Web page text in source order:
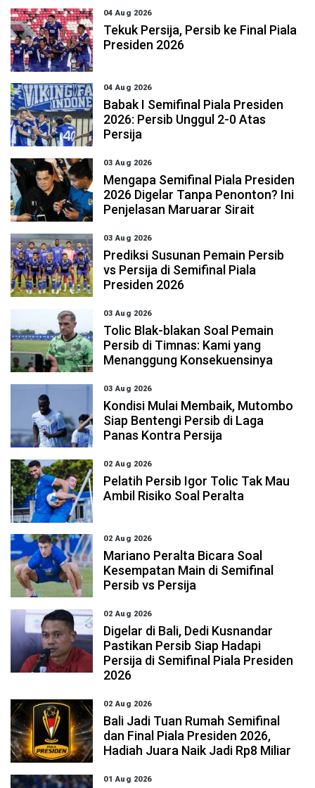
04 Aug 2026
Tekuk Persija, Persib ke Final Piala
Presiden 2026
04 Aug 2026
Babak I Semifinal Piala Presiden
2026: Persib Unggul 2-0 Atas
Persija
03 Aug 2026
Mengapa Semifinal Piala Presiden
2026 Digelar Tanpa Penonton? Ini
Penjelasan Maruarar Sirait
03 Aug 2026
Prediksi Susunan Pemain Persib
vs Persija di Semifinal Piala
Presiden 2026
03 Aug 2026
Tolic Blak-blakan Soal Pemain
Persib di Timnas: Kami yang
Menanggung Konsekuensinya
03 Aug 2026
Kondisi Mulai Membaik, Mutombo
Siap Bentengi Persib di Laga
Panas Kontra Persija
02 Aug 2026
Pelatih Persib Igor Tolic Tak Mau
Ambil Risiko Soal Peralta
02 Aug 2026
Mariano Peralta Bicara Soal
Kesempatan Main di Semifinal
Persib vs Persija
02 Aug 2026
Digelar di Bali, Dedi Kusnandar
Pastikan Persib Siap Hadapi
Persija di Semifinal Piala Presiden
2026
02 Aug 2026
Bali Jadi Tuan Rumah Semifinal
dan Final Piala Presiden 2026,
Hadiah Juara Naik Jadi Rp8 Miliar
01 Aug 2026